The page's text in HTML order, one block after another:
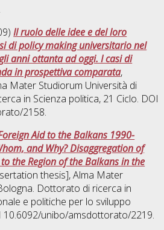
Il ruolo delle idee e del loro
di policy making universitario nel
anni ottanta ad oggi. I casi di
in prospettiva comparata,
Mater Studiorum Università di
in Scienza politica, 21 Ciclo. DOI
2158.
Aid to the Balkans 1990-
and Why? Disaggregation of
the Region of the Balkans in the
thesis], Alma Mater
Dottorato di ricerca in
e politiche per lo sviluppo
10.6092/unibo/amsdottorato/2219.